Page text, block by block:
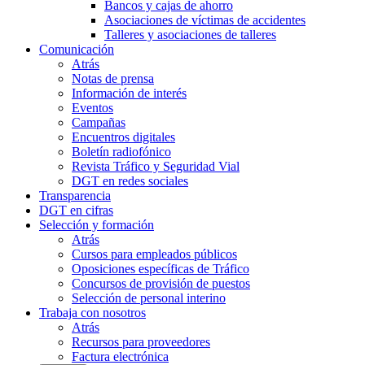
Bancos y cajas de ahorro
Asociaciones de víctimas de accidentes
Talleres y asociaciones de talleres
Comunicación
Atrás
Notas de prensa
Información de interés
Eventos
Campañas
Encuentros digitales
Boletín radiofónico
Revista Tráfico y Seguridad Vial
DGT en redes sociales
Transparencia
DGT en cifras
Selección y formación
Atrás
Cursos para empleados públicos
Oposiciones específicas de Tráfico
Concursos de provisión de puestos
Selección de personal interino
Trabaja con nosotros
Atrás
Recursos para proveedores
Factura electrónica